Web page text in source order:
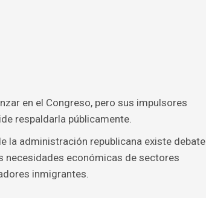
en el Congreso, pero sus impulsores
respaldarla públicamente.
la administración republicana existe debate
necesidades económicas de sectores
inmigrantes.